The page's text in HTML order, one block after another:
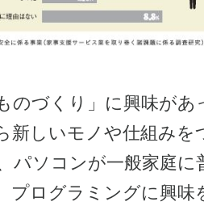
のづくり」に興味があ
新しいモノや仕組みを
パソコンが一般家庭に
プログラミングに興味